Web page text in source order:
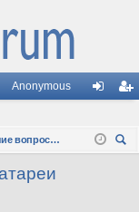
Anonymous
д ис
Прочие вопросы по ИБП